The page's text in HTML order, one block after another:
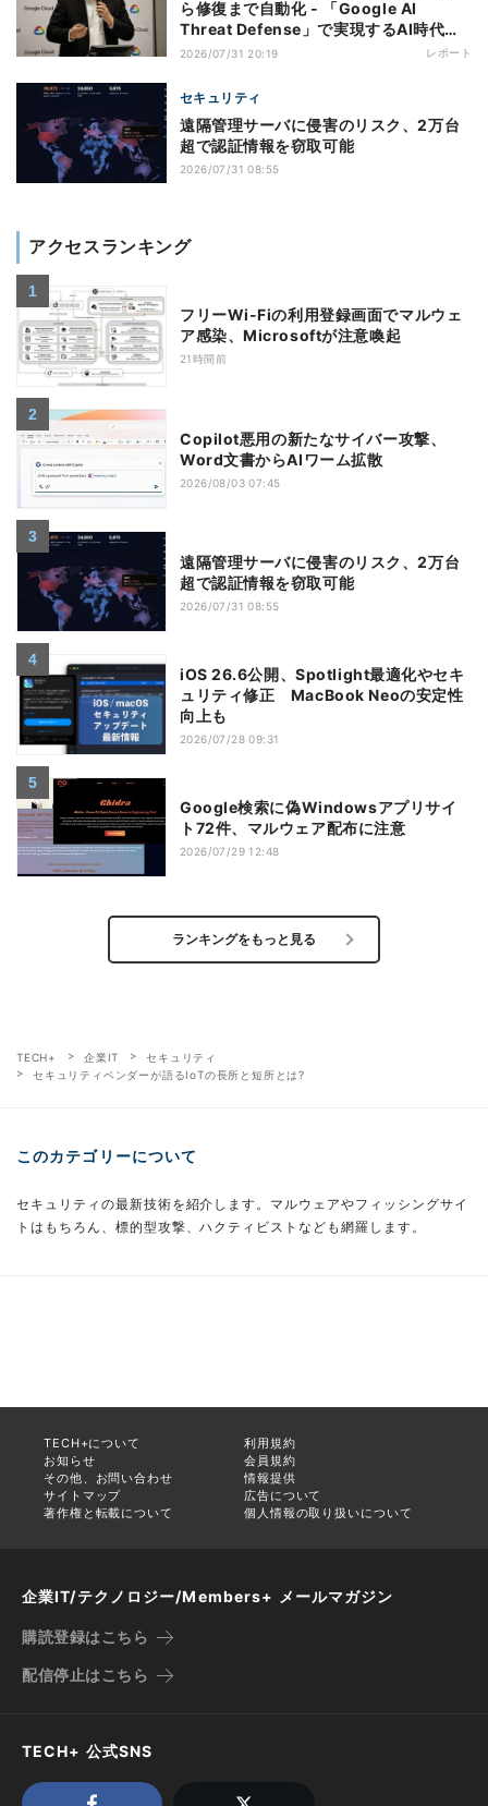
ら修復まで自動化 - 「Google AI
Threat Defense」で実現するAI時代の
防御戦略
2026/07/31 20:19 レポート
セキュリティ
遠隔管理サーバに侵害のリスク、2万台
超で認証情報を窃取可能
2026/07/31 08:55
アクセスランキング
フリーWi-Fiの利用登録画面でマルウェ
ア感染、Microsoftが注意喚起
21時間前
Copilot悪用の新たなサイバー攻撃、
Word文書からAIワーム拡散
2026/08/03 07:45
遠隔管理サーバに侵害のリスク、2万台
超で認証情報を窃取可能
2026/07/31 08:55
iOS 26.6公開、Spotlight最適化やセキ
ュリティ修正 MacBook Neoの安定性
向上も
2026/07/28 09:31
Google検索に偽Windowsアプリサイ
ト72件、マルウェア配布に注意
2026/07/29 12:48
ランキングをもっと見る
TECH+ 企業IT
セキュリティ
セキュリティベンダーが語るIoTの長所と短所とは?
このカテゴリーについて
セキュリティの最新技術を紹介します。マルウェアやフィッシングサイ
トはもちろん、標的型攻撃、ハクティビストなども網羅します。
TECH+について
利用規約
お知らせ
会員規約
その他、お問い合わせ
情報提供
サイトマップ
広告について
著作権と転載について
個人情報の取り扱いについて
企業IT/テクノロジー/Members+ メールマガジン
購読登録はこちら
配信停止はこちら
TECH+ 公式SNS